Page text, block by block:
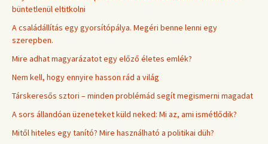
büntetlenül eltitkolni
A családállítás egy gyorsítópálya. Megéri benne lenni egy
szerepben.
Mire adhat magyarázatot egy előző életes emlék?
Nem kell, hogy ennyire hasson rád a világ
Társkeresős sztori – minden problémád segít megismerni magadat
A sors állandóan üzeneteket küld neked: Mi az, ami ismétlődik?
Mitől hiteles egy tanító? Mire használható a politikai düh?